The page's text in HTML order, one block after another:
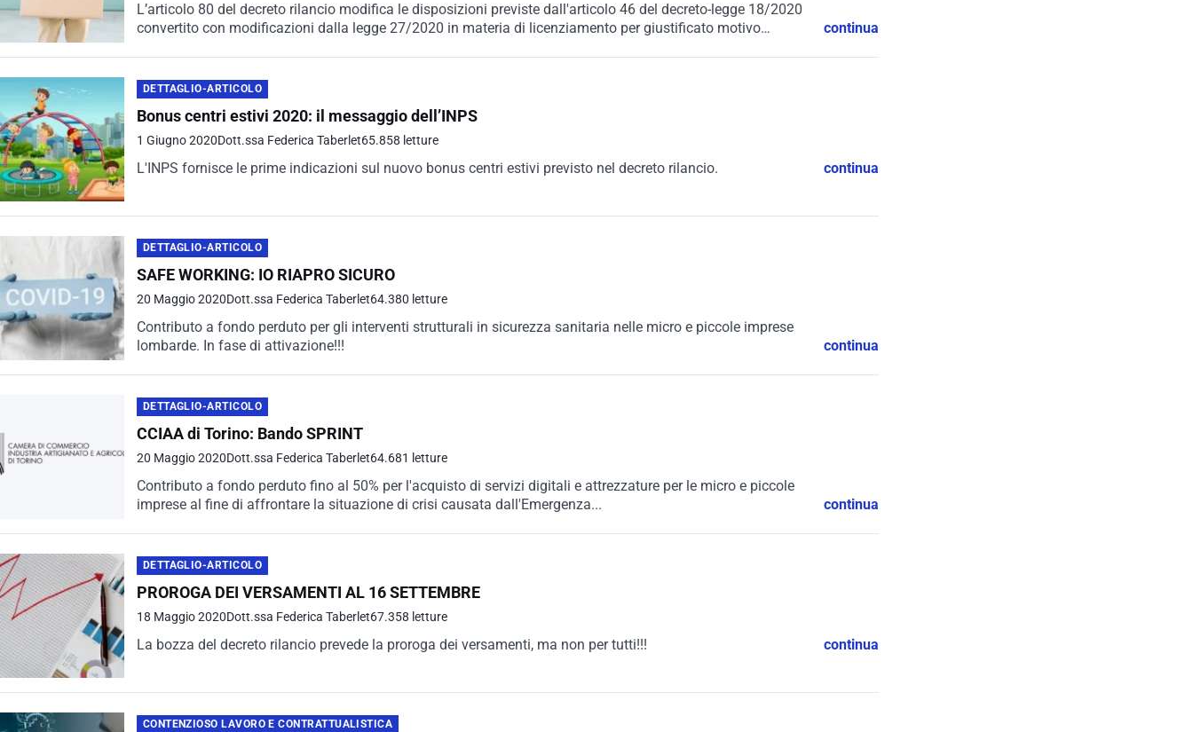
L’articolo 80 del decreto rilancio modifica le disposizioni previste dall'articolo 46 del decreto-legge 18/2020
convertito con modificazioni dalla legge 27/2020 in materia di licenziamento per giustificato motivo
continua
DETTAGLIO-ARTICOLO
Bonus centri estivi 2020: il messaggio dell’INPS
1 Giugno 2020Dott.ssa Federica Taberlet65.858 letture
L'INPS fornisce le prime indicazioni sul nuovo bonus centri estivi previsto nel decreto rilancio. continua
DETTAGLIO-ARTICOLO
SAFE WORKING: IO RIAPRO SICURO
20 Maggio 2020Dott.ssa Federica Taberlet64.380 letture
Contributo a fondo perduto per gli interventi strutturali in sicurezza sanitaria nelle micro e piccole imprese
lombarde. In fase di attivazione!!!
continua
DETTAGLIO-ARTICOLO
CCIAA di Torino: Bando SPRINT
20 Maggio 2020Dott.ssa Federica Taberlet64.681 letture
Contributo a fondo perduto fino al 50% per l'acquisto di servizi digitali e attrezzature per le micro e piccole
imprese al fine di affrontare la situazione di crisi causata dall'Emergenza...
continua
DETTAGLIO-ARTICOLO
PROROGA DEI VERSAMENTI AL 16 SETTEMBRE
18 Maggio 2020Dott.ssa Federica Taberlet67.358 letture
La bozza del decreto rilancio prevede la proroga dei versamenti, ma non per tutti!!! continua
CONTENZIOSO LAVORO E CONTRATTUALISTICA